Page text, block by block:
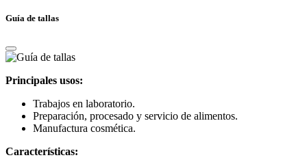
Guía de tallas
Principales usos:
Trabajos en laboratorio.
Preparación, procesado y servicio de alimentos.
Manufactura cosmética.
Características: